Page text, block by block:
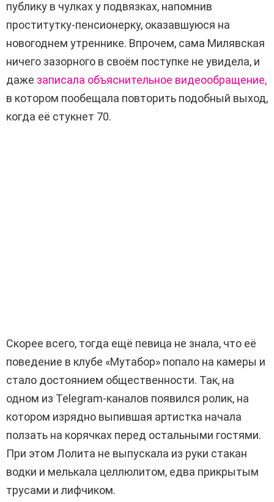
публику в чулках у подвязках, напомнив
проститутку-пенсионерку, оказавшуюся на
новогоднем утреннике. Впрочем, сама Милявская
ничего зазорного в своём поступке не увидела, и
даже записала объяснительное видеообращение,
в котором пообещала повторить подобный выход,
когда её стукнет 70.
Скорее всего, тогда ещё певица не знала, что её
поведение в клубе «Мутабор» попало на камеры и
стало достоянием общественности. Так, на
одном из Telegram-каналов появился ролик, на
котором изрядно выпившая артистка начала
ползать на корячках перед остальными гостями.
При этом Лолита не выпускала из руки стакан
водки и мелькала целлюлитом, едва прикрытым
трусами и лифчиком.